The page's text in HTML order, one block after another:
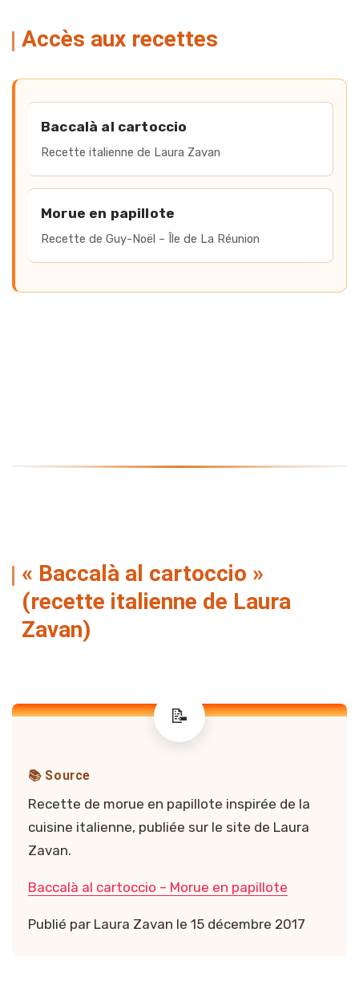
Accès aux recettes
Accès rapide aux recettes de
Baccalà al cartoccio
Recette italienne de Laura Zavan
Morue en papillote
Recette de Guy-Noël – Île de La Réunion
« Baccalà al cartoccio »
(recette italienne de Laura
Zavan)
📚 Source
Recette de morue en papillote inspirée de la
cuisine italienne, publiée sur le site de Laura
Zavan.
Baccalà al cartoccio – Morue en papillote
Publié par Laura Zavan le 15 décembre 2017